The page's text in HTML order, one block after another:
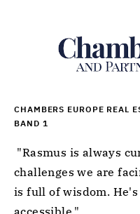
CHAMBERS EUROPE REAL
BAND 1
challenges we are
is full of wisdom.